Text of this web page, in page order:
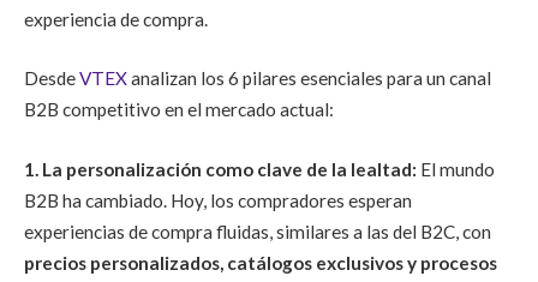
experiencia de compra.
DesdeVTEXanalizan los 6 pilares esenciales para un canal
B2B competitivo en el mercado actual:
1. La personalización como clave de la lealtad: El mundo
B2B ha cambiado. Hoy, los compradores esperan
experiencias de compra fluidas, similares a las del B2C, con
precios personalizados, catálogos exclusivos y procesos